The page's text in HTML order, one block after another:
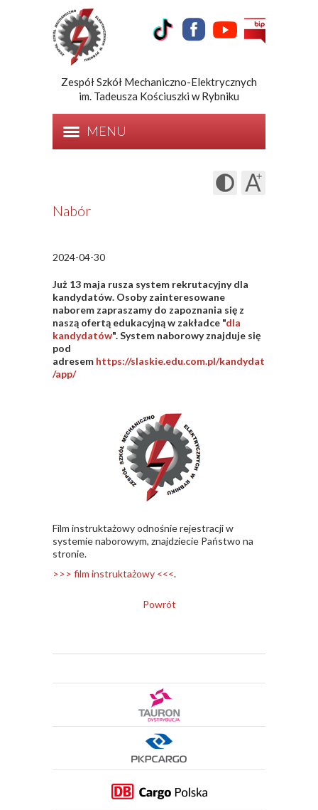
Zespół Szkół Mechaniczno-Elektrycznych
im. Tadeusza Kościuszki w Rybniku
MENU
Nabór
2024-04-30
Już 13 maja rusza system rekrutacyjny dla
kandydatów. Osoby zainteresowane
naborem zapraszamy do zapoznania się z
naszą ofertą edukacyjną w zakładce "dla
kandydatów". System naborowy znajduje się
pod
adresem https://slaskie.edu.com.pl/kandydat
/app/
Film instruktażowy odnośnie rejestracji w
systemie naborowym, znajdziecie Państwo na
stronie.
>>> film instruktażowy <<<.
Powrót